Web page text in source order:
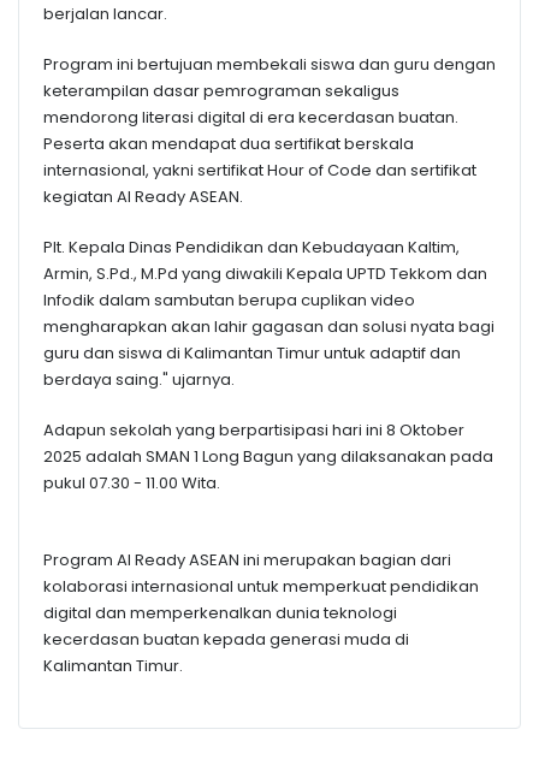
berjalan lancar.
Program ini bertujuan membekali siswa dan guru dengan
keterampilan dasar pemrograman sekaligus
mendorong literasi digital di era kecerdasan buatan.
Peserta akan mendapat dua sertifikat berskala
internasional, yakni sertifikat Hour of Code dan sertifikat
kegiatan AI Ready ASEAN.
Plt. Kepala Dinas Pendidikan dan Kebudayaan Kaltim,
Armin, S.Pd., M.Pd yang diwakili Kepala UPTD Tekkom dan
Infodik dalam sambutan berupa cuplikan video
mengharapkan akan lahir gagasan dan solusi nyata bagi
guru dan siswa di Kalimantan Timur untuk adaptif dan
berdaya saing." ujarnya.
Adapun sekolah yang berpartisipasi hari ini 8 Oktober
2025 adalah SMAN 1 Long Bagun yang dilaksanakan pada
pukul 07.30 - 11.00 Wita.
Program AI Ready ASEAN ini merupakan bagian dari
kolaborasi internasional untuk memperkuat pendidikan
digital dan memperkenalkan dunia teknologi
kecerdasan buatan kepada generasi muda di
Kalimantan Timur.